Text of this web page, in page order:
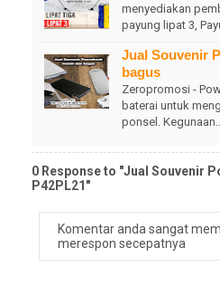
menyediakan
payung lipat 3,
Jual Souvenir
bagus
Zeropromosi -
baterai untuk
ponsel.
0 Response to "Jual Souvenir
P42PL21"
Komentar anda sangat
merespon secepatnya